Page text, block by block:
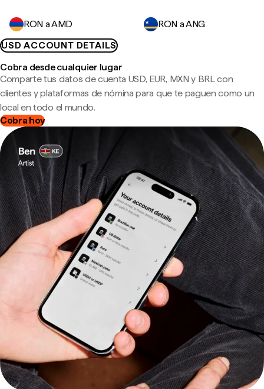
RON a AMD
RON a ANG
USD ACCOUNT DETAILS
Cobra desde cualquier lugar
Comparte tus datos de cuenta USD, EUR, MXN y BRL con
clientes y plataformas de nómina para que te paguen como un
local en todo el mundo.
Cobra hoy